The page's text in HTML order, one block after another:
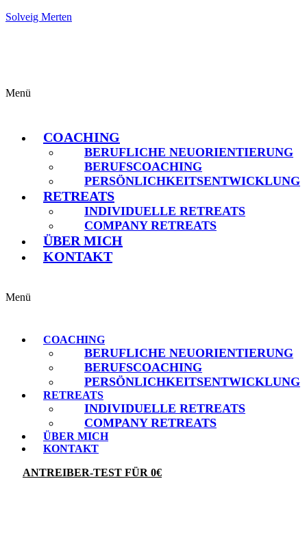
Solveig Merten
Menü
COACHING
BERUFLICHE NEUORIENTIERUNG
BERUFSCOACHING
PERSÖNLICHKEITSENTWICKLUNG
RETREATS
INDIVIDUELLE RETREATS
COMPANY RETREATS
ÜBER MICH
KONTAKT
Menü
COACHING
BERUFLICHE NEUORIENTIERUNG
BERUFSCOACHING
PERSÖNLICHKEITSENTWICKLUNG
RETREATS
INDIVIDUELLE RETREATS
COMPANY RETREATS
ÜBER MICH
KONTAKT
ANTREIBER-TEST FÜR 0€